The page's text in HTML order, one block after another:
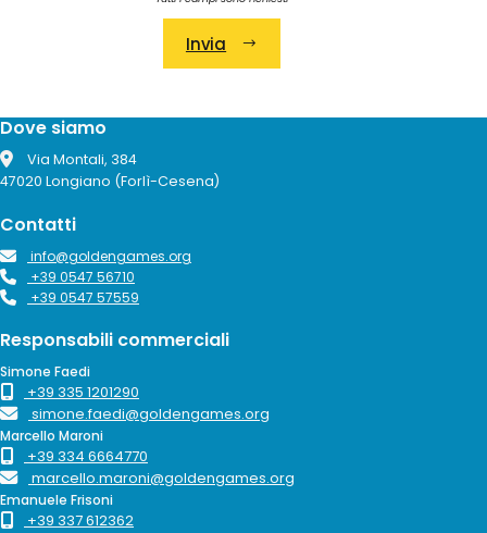
Invia
Dove siamo
Via Montali, 384
47020 Longiano (Forlì-Cesena)
Contatti
info@goldengames.org
+39 0547 56710
+39 0547 57559
Responsabili commerciali
Simone Faedi
+39 335 1201290
simone.faedi@goldengames.org
Marcello Maroni
+39 334 6664770
marcello.maroni@goldengames.org
Emanuele Frisoni
+39 337 612362